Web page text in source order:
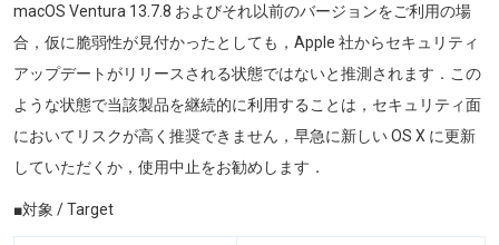
macOS Ventura 13.7.8 およびそれ以前のバージョンをご利用の場
合，仮に脆弱性が見付かったとしても，Apple 社からセキュリティ
アップデートがリリースされる状態ではないと推測されます．この
ような状態で当該製品を継続的に利用することは，セキュリティ面
においてリスクが高く推奨できません，早急に新しい OS X に更新
していただくか，使用中止をお勧めします．
■対象 / Target